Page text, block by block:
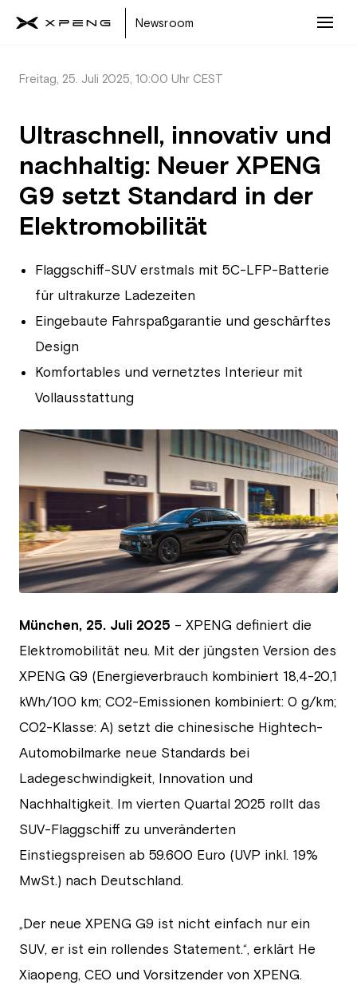
Newsroom
Freitag, 25. Juli 2025, 10:00 Uhr CEST
Ultraschnell, innovativ und
nachhaltig: Neuer XPENG
G9 setzt Standard in der
Elektromobilität
Flaggschiff-SUV erstmals mit 5C-LFP-Batterie
für ultrakurze Ladezeiten
Eingebaute Fahrspaßgarantie und geschärftes
Design
Komfortables und vernetztes Interieur mit
Vollausstattung
JPG
München, 25. Juli 2025 – XPENG definiert die
Elektromobilität neu. Mit der jüngsten Version des
XPENG G9 (Energieverbrauch kombiniert 18,4-20,1
kWh/100 km; CO2-Emissionen kombiniert: 0 g/km;
CO2-Klasse: A) setzt die chinesische Hightech-
Automobilmarke neue Standards bei
Ladegeschwindigkeit, Innovation und
Nachhaltigkeit. Im vierten Quartal 2025 rollt das
SUV-Flaggschiff zu unveränderten
Einstiegspreisen ab 59.600 Euro (UVP inkl. 19%
MwSt.) nach Deutschland.
„Der neue XPENG G9 ist nicht einfach nur ein
SUV, er ist ein rollendes Statement.“, erklärt He
Xiaopeng, CEO und Vorsitzender von XPENG.